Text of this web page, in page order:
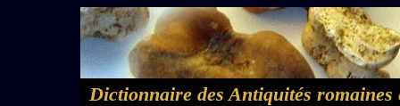
Dictionnaire des Antiquités romaines